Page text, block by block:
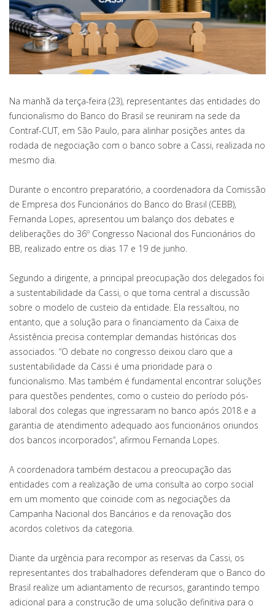
Na manhã da terça-feira (23), representantes das entidades do
funcionalismo do Banco do Brasil se reuniram na sede da
Contraf-CUT, em São Paulo, para alinhar posições antes da
rodada de negociação com o banco sobre a Cassi, realizada no
mesmo dia.
Durante o encontro preparatório, a coordenadora da Comissão
de Empresa dos Funcionários do Banco do Brasil (CEBB),
Fernanda Lopes, apresentou um balanço dos debates e
deliberações do 36º Congresso Nacional dos Funcionários do
BB, realizado entre os dias 17 e 19 de junho.
Segundo a dirigente, a principal preocupação dos delegados foi
a sustentabilidade da Cassi, o que torna central a discussão
sobre o modelo de custeio da entidade. Ela ressaltou, no
entanto, que a solução para o financiamento da Caixa de
Assistência precisa contemplar demandas históricas dos
associados. “O debate no congresso deixou claro que a
sustentabilidade da Cassi é uma prioridade para o
funcionalismo. Mas também é fundamental encontrar soluções
para questões pendentes, como o custeio do período pós-
laboral dos colegas que ingressaram no banco após 2018 e a
garantia de atendimento adequado aos funcionários oriundos
dos bancos incorporados”, afirmou Fernanda Lopes.
A coordenadora também destacou a preocupação das
entidades com a realização de uma consulta ao corpo social
em um momento que coincide com as negociações da
Campanha Nacional dos Bancários e da renovação dos
acordos coletivos da categoria.
Diante da urgência para recompor as reservas da Cassi, os
representantes dos trabalhadores defenderam que o Banco do
Brasil realize um adiantamento de recursos, garantindo tempo
adicional para a construção de uma solução definitiva para o